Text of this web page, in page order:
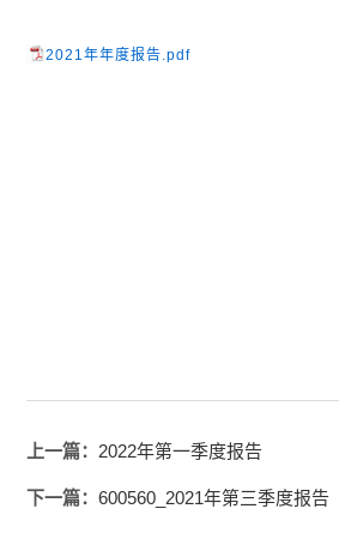
2021年年度报告.pdf
上一篇： 2022年第一季度报告
下一篇：600560_2021年第三季度报告